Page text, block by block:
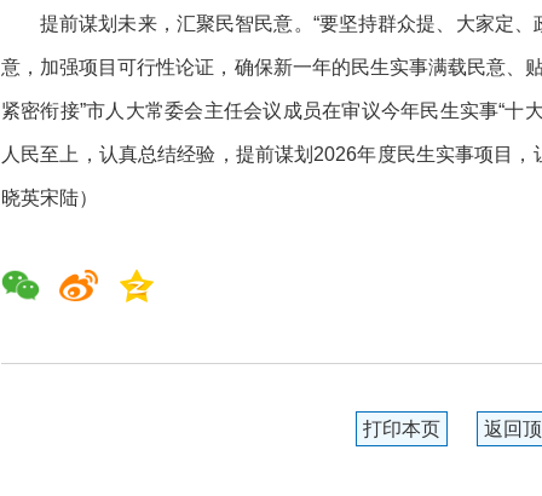
提前谋划未来，汇聚民智民意。“要坚持群众提、大家定
意，加强项目可行性论证，确保新一年的民生实事满载民意、
紧密衔接”市人大常委会主任会议成员在审议今年民生实事“十
人民至上，认真总结经验，提前谋划2026年度民生实事项目
晓英宋陆）
打印本页 返回